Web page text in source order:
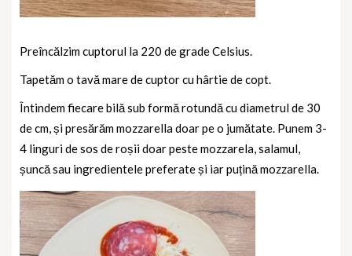
Preîncălzim cuptorul la 220 de grade Celsius.
Tapetăm o tavă mare de cuptor cu hârtie de copt.
Întindem fiecare bilă sub formă rotundă cu diametrul de 30
de cm, și presărăm mozzarella doar pe o jumătate. Punem 3-
4 linguri de sos de roșii doar peste mozzarela, salamul,
șuncă sau ingredientele preferate și iar puțină mozzarella.